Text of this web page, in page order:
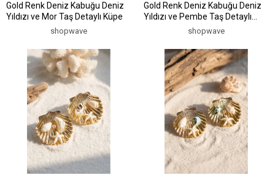
Gold Renk Deniz Kabuğu Deniz
Yıldızı ve Mor Taş Detaylı Küpe
shopwave
Gold Renk Deniz Kabuğu Deniz
Yıldızı ve Pembe Taş Detaylı
shopwave